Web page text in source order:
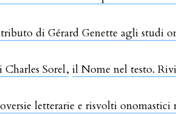
di Gérard Genette agli studi
Charles Sorel,il Nome nel testo.
letterarie e risvolti